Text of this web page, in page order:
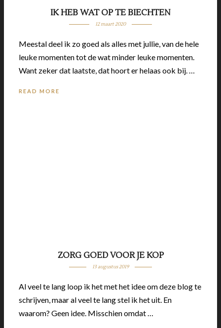
IK HEB WAT OP TE BIECHTEN
12 maart 2020
Meestal deel ik zo goed als alles met jullie, van de hele
leuke momenten tot de wat minder leuke momenten.
Want zeker dat laatste, dat hoort er helaas ook bij. …
READ MORE
ZORG GOED VOOR JE KOP
13 augustus 2019
Al veel te lang loop ik het met het idee om deze blog te
schrijven, maar al veel te lang stel ik het uit. En
waarom? Geen idee. Misschien omdat …